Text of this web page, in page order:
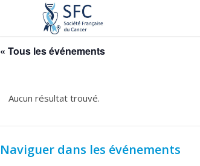
« Tous les événements
Aucun résultat trouvé.
Naviguer dans les événements